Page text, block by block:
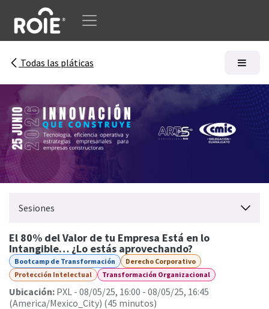
Ir al contenido
Todas las pláticas
Sesiones
El 80% del Valor de tu Empresa Está en lo
Intangible… ¿Lo estás aprovechando?
Bootcamp de Transformación
Derecho Corporativo
Protección Intelectual
Transformación Organizacional
Ubicación: PXL - 08/05/25, 16:00 - 08/05/25, 16:45
(America/Mexico_City) (45 minutos)